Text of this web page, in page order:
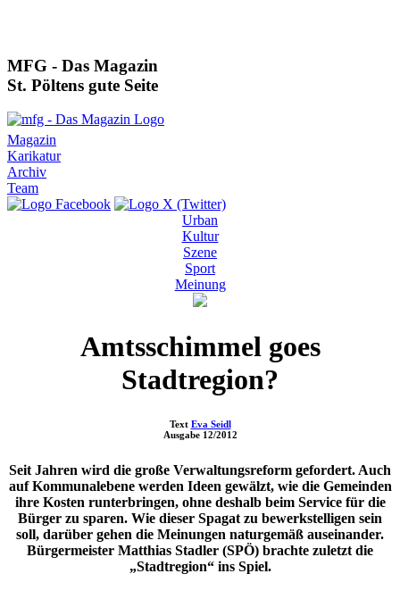
MFG - Das Magazin
St. Pöltens gute Seite
Magazin
Karikatur
Archiv
Team
Urban
Kultur
Szene
Sport
Meinung
Amtsschimmel goes
Stadtregion?
Text Eva Seidl
Ausgabe 12/2012
Seit Jahren wird die große Verwaltungsreform gefordert. Auch
auf Kommunalebene werden Ideen gewälzt, wie die Gemeinden
ihre Kosten runterbringen, ohne deshalb beim Service für die
Bürger zu sparen. Wie dieser Spagat zu bewerkstelligen sein
soll, darüber gehen die Meinungen naturgemäß auseinander.
Bürgermeister Matthias Stadler (SPÖ) brachte zuletzt die
„Stadtregion“ ins Spiel.